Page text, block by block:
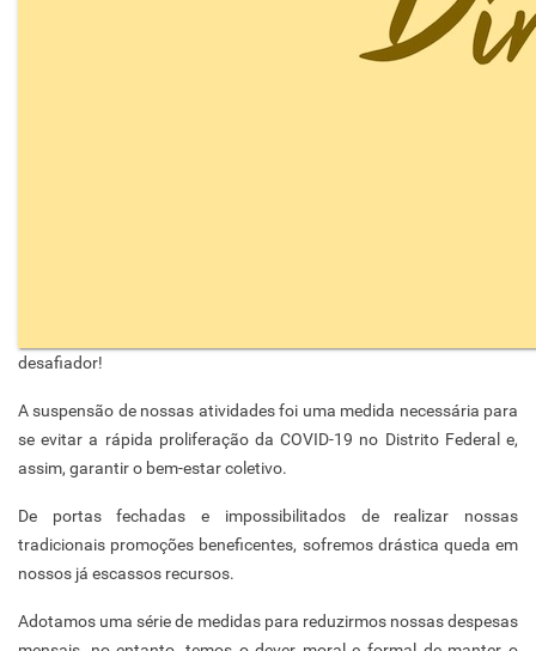
desafiador!
A suspensão de nossas atividades foi uma medida necessária para
se evitar a rápida proliferação da COVID-19 no Distrito Federal e,
assim, garantir o bem-estar coletivo.
De portas fechadas e impossibilitados de realizar nossas
tradicionais promoções beneficentes, sofremos drástica queda em
nossos já escassos recursos.
Adotamos uma série de medidas para reduzirmos nossas despesas